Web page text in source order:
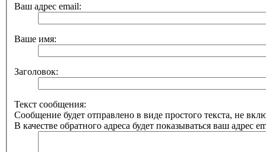
Ваш адрес email:
Ваше имя:
Заголовок:
Текст сообщения:
Сообщение будет отправлено в виде простого текста, не
В качестве обратного адреса будет показываться ваш адрес